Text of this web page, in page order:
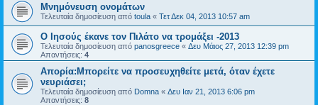
Μνημόνευση ονομάτων
Τελευταία δημοσίευση από toula « Τετ Δεκ 04, 2013 10:57 am
Ο Ιησούς έκανε τον Πιλάτο να τρομάξει -2013
Τελευταία δημοσίευση από panosgreece « Δευ Μάιος 27, 2013 12:39 pm
Απαντήσεις: 4
Απορία:Μπορείτε να προσευχηθείτε μετά, όταν έχετε
νευριάσει;
Τελευταία δημοσίευση από Domna « Δευ Ιαν 21, 2013 6:06 pm
Απαντήσεις: 8